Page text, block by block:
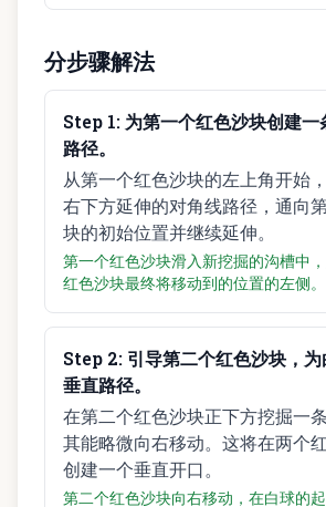
分步骤解法
Step 1: 为第一个红色沙块创建一
路径。
从第一个红色沙块的左上角开始
右下方延伸的对角线路径，通向
块的初始位置并继续延伸。
第一个红色沙块滑入新挖掘的沟槽中
红色沙块最终将移动到的位置的左侧。
Step 2: 引导第二个红色沙块，
垂直路径。
在第二个红色沙块正下方挖掘一
其能略微向右移动。这将在两个
创建一个垂直开口。
第二个红色沙块向右移动，在白球的